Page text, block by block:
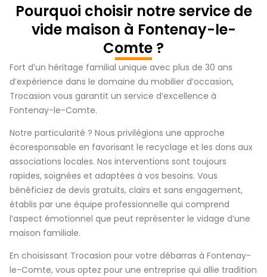
Pourquoi choisir notre service de
vide maison à Fontenay-le-
Comte ?
Fort d’un héritage familial unique avec plus de 30 ans
d’expérience dans le domaine du mobilier d’occasion,
Trocasion vous garantit un service d’excellence à
Fontenay-le-Comte.
Notre particularité ? Nous privilégions une approche
écoresponsable en favorisant le recyclage et les dons aux
associations locales. Nos interventions sont toujours
rapides, soignées et adaptées à vos besoins. Vous
bénéficiez de devis gratuits, clairs et sans engagement,
établis par une équipe professionnelle qui comprend
l’aspect émotionnel que peut représenter le vidage d’une
maison familiale.
En choisissant Trocasion pour votre débarras à Fontenay-
le-Comte, vous optez pour une entreprise qui allie tradition